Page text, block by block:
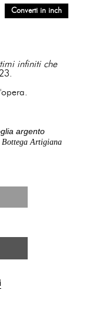
Converti in inch
infiniti che
argento
Bottega Artigiana